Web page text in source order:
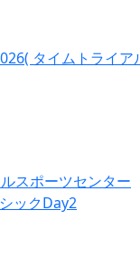
タイムトライア
スポーツセンター
ックDay2